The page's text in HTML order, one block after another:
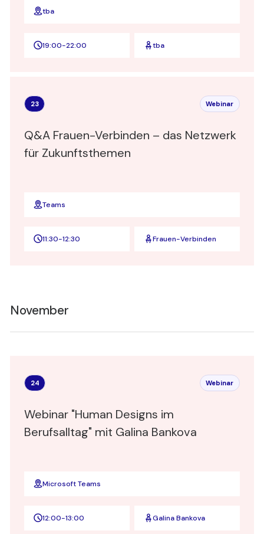
tba
19:00-22:00 tba
23 Webinar
Q&A Frauen-Verbinden – das Netzwerk
für Zukunftsthemen
Teams
11:30-12:30 Frauen-Verbinden
November
24 Webinar
Webinar "Human Designs im
Berufsalltag" mit Galina Bankova
Microsoft Teams
12:00-13:00 Galina Bankova